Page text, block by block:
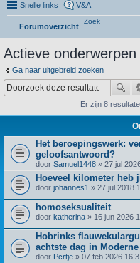
Snelle links V&A
Forumoverzicht
Zoek
Actieve onderwerpen
Ga naar uitgebreid zoeken
Er zijn 8
Het beroepingswerk:
geloofsantwoord?
door Samuel1448 » 27 jul
Hoeveel kilometer heb
door johannes1 » 27 jul 2018
homoseksualiteit
door katherina » 16 jun 2026
Hobrinks
achtste dag in
door Pcrtje » 07 feb 2026